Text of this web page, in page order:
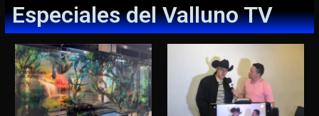
Especiales del Valluno TV